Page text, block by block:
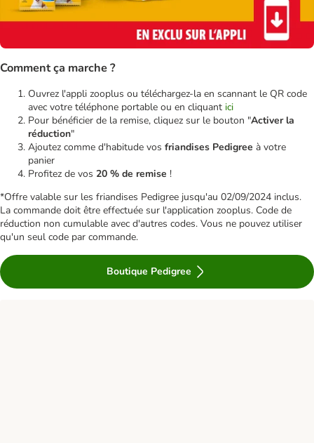
Comment ça marche ?
Ouvrez l'appli zooplus ou téléchargez-la en scannant le QR code
avec votre téléphone portable ou en cliquant ici
Pour bénéficier de la remise, cliquez sur le bouton "Activer la
réduction"
Ajoutez comme d'habitude vos friandises Pedigree à votre
panier
Profitez de vos 20 % de remise !
*Offre valable sur les friandises Pedigree jusqu'au 02/09/2024 inclus.
La commande doit être effectuée sur l'application zooplus. Code de
réduction non cumulable avec d'autres codes. Vous ne pouvez utiliser
qu'un seul code par commande.
Boutique Pedigree